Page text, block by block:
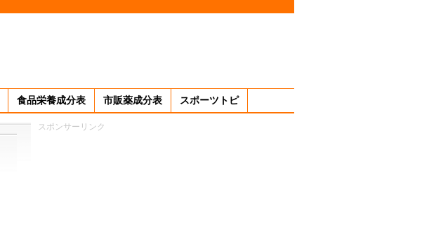
食品栄養成分表 市販薬成分表 スポーツトピ
スポンサーリンク